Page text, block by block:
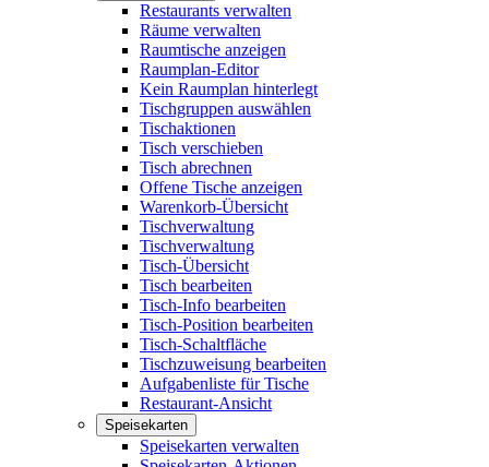
Restaurants verwalten
Räume verwalten
Raumtische anzeigen
Raumplan-Editor
Kein Raumplan hinterlegt
Tischgruppen auswählen
Tischaktionen
Tisch verschieben
Tisch abrechnen
Offene Tische anzeigen
Warenkorb-Übersicht
Tischverwaltung
Tischverwaltung
Tisch-Übersicht
Tisch bearbeiten
Tisch-Info bearbeiten
Tisch-Position bearbeiten
Tisch-Schaltfläche
Tischzuweisung bearbeiten
Aufgabenliste für Tische
Restaurant-Ansicht
Speisekarten
Speisekarten verwalten